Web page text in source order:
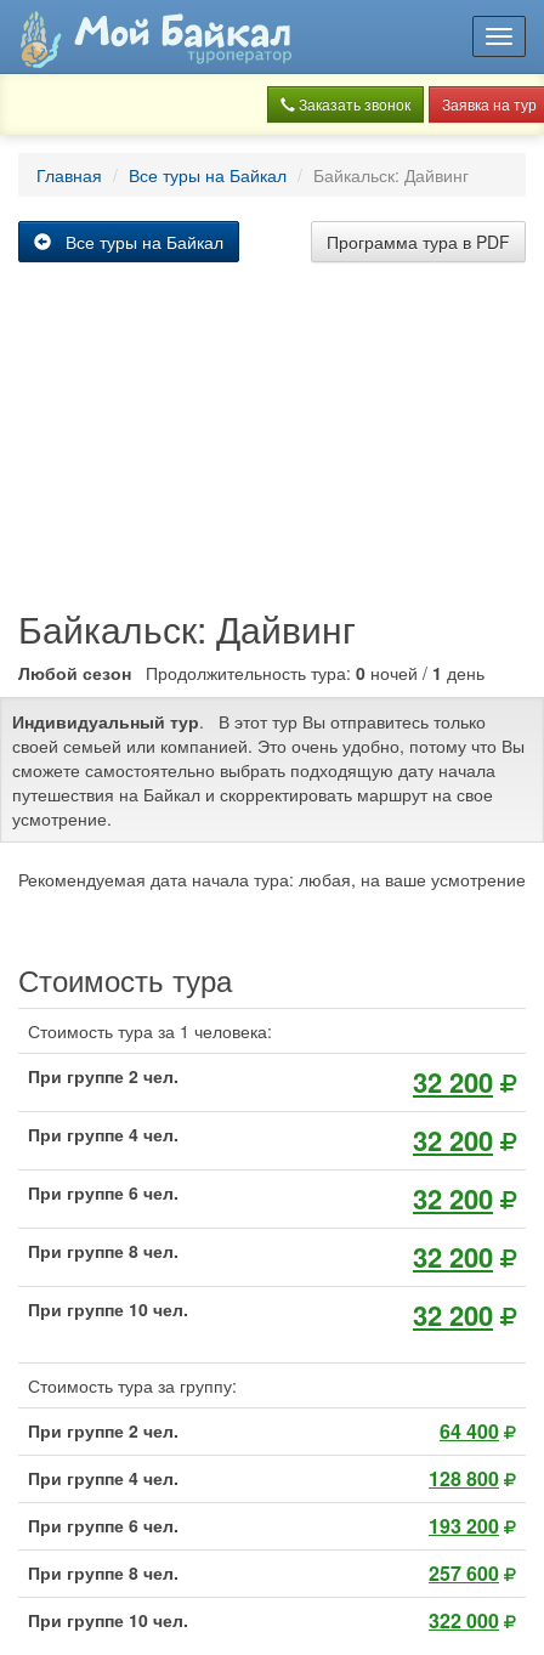
Заказать звонок Заявка на тур
Главная Все туры на Байкал Байкальск: Дайвинг
Программа тура в PDF
Все туры на Байкал
Байкальск: Дайвинг
Любой сезон Продолжительность тура: 0 ночей / 1 день
Индивидуальный тур. В этот тур Вы отправитесь только
своей семьей или компанией. Это очень удобно, потому что Вы
сможете самостоятельно выбрать подходящую дату начала
путешествия на Байкал и скорректировать маршрут на свое
усмотрение.
Рекомендуемая дата начала тура: любая, на ваше усмотрение
Стоимость тура
Стоимость тура за 1 человека:
При группе 2 чел.
32 200
При группе 4 чел. 32 200
При группе 6 чел. 32 200
При группе 8 чел. 32 200
При группе 10 чел. 32 200
Стоимость тура за группу:
При группе 2 чел.
64 400
При группе 4 чел. 128 800
При группе 6 чел. 193 200
При группе 8 чел. 257 600
При группе 10 чел. 322 000